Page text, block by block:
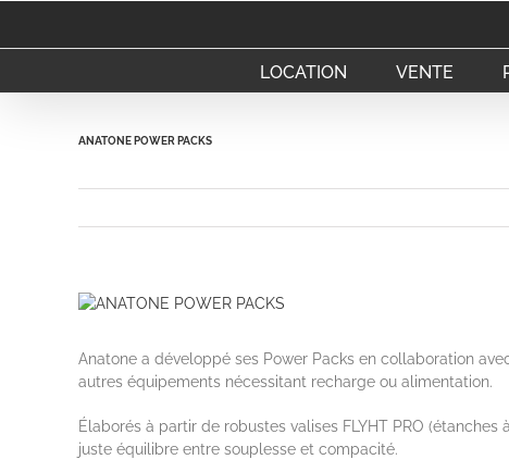
LOCATION VENTE
ANATONE POWER PACKS
Voir
Anatone a développé ses Power Packs en collaboration
autres équipements nécessitant recharge ou alimentation.
Élaborés à partir de robustes valises FLYHT PRO
juste équilibre entre souplesse et compacité.